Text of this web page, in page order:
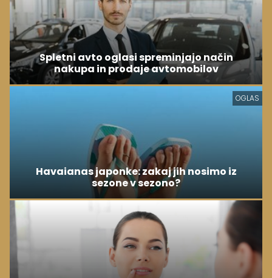
Spletni avto oglasi spreminjajo način
nakupa in prodaje avtomobilov
OGLAS
Havaianas japonke: zakaj jih nosimo iz
sezone v sezono?